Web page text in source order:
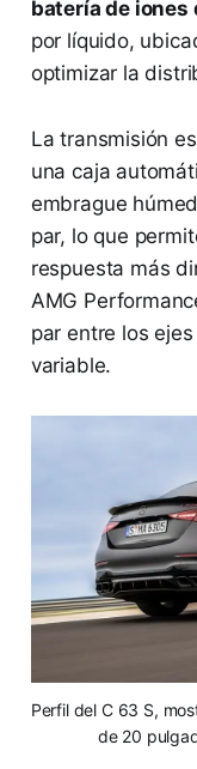
batería de iones
por líquido,
optimizar la
La transmisión
una caja
embrague
par, lo que
respuesta más
AMG
par entre los
variable.
Perfil del C 63 S,
de 20